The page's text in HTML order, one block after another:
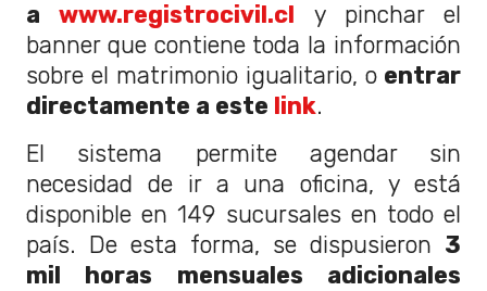
awww.registrocivil.cl
y pinchar el
banner que contiene toda la información
sobre el matrimonio igualitario, o entrar
directamente a este link.
El sistema permite agendar sin
necesidad de ir a una oficina, y está
disponible en 149 sucursales en todo el
país. De esta forma, se dispusieron 3
mil horas mensuales adicionales